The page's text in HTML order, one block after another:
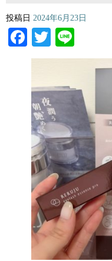
投稿日 2024年6月23日
Facebook
Twitter